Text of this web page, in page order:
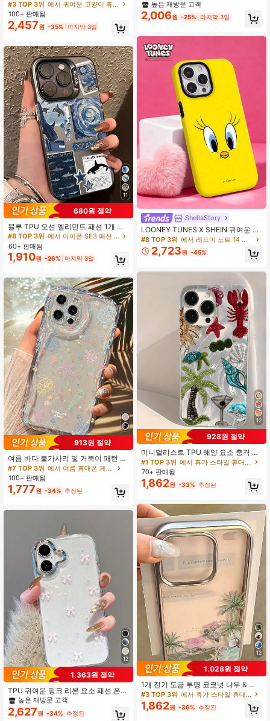
4.90 26K 팔로워
케이스, 아이폰 15, 17 Pro Max, 14, 1
6 Pro, 16 Max에 적합, 독특하고 세련
된, 여성, 생일, 어머니의 날 선물에 이
상적
#3 TOP 3위
에서 귀여운 고양이 휴대폰 케이스
100+ 판매됨
2,457원 -35% 마지막 3일
11
680원 절약
블루 TPU 오션 엘리먼트 패션 1개 개
인화된 여름 오션 엘리먼트 고래 상어
해파리 바다 거북 해양 스탬프 콜라주
미학 패턴 투명 TPU 지문 방지 폰 케
이스 아이폰 16 ProMax/16/16 Pro/16
14 ProMax/XS/XR/11 Pro/11 ProMa
x/12 Pro/12 ProMax/13 Pro/13 ProM
ax/7 Plus/14 Pro/14 ProMax/14 Plu
s/7 Plus/8 Plus/8/SE2/12 Mini/13 Mi
ni 호환, 소프트 쉘, 황변 방지, 삼성 시
리즈 호환, 국제 버전, 국내 버전 아님
봄 선물 생일
#8 TOP 3위
높은 재방문 고객
#8 TOP 3위
에서 아이폰 SE3 패션 폰 케이스
높은 재방문 고객
#8 TOP 3위
에서 아이폰 SE3 패션 폰 케이스
높은 재방문 고객
#8 TOP 3위
에서 아이폰 SE3 패션 폰 케이스
60+ 판매됨
1,910원 -26% 마지막 3일
913원 절약
여름 바다 불가사리 및 거북이 패턴 충
격 방지 방수 스크래치 방지 충격 방지
휴대폰 케이스 11/12/13/14/15/15Pro/
15 Plus/15 ProMax/7Plus/8Plus/X/X
s Max/Xr/11Pro/12Pro/13Pro/14Pro/
12mini/13mini/11ProMax/12ProMax/
13ProMax/14ProMax/14Plus/6/6s/6
2/A13/A15/A32/A33/A24/A52S/S2
0/S21/S22/S23/S24/S23Plus/S24U
ltra 호환
#7 TOP 3위
에서 여름 휴대폰 케이스
높은 재방문 고객
#7 TOP 3위
에서 여름 휴대폰 케이스
높은 재방문 고객
#7 TOP 3위
에서 여름 휴대폰 케이스
높은 재방문 고객
#7 TOP 3위
100+ 판매됨
1,777원 -34% 추정된
12
1,363원 절약
TPU 귀여운 핑크 리본 요소 패션 폰
케이스 에폭시 수지 리본 투명 폰 케이
스 3D 핑크 리본과 인조 진주 구슬 반
짝이는 실버 프레임 아이폰 17/17Air/1
높은 재방문 고객
2,627원 -34% 추정된
코넛 프린트 휴대폰 케이스, iPhone 1
3/15/16/17pro/17/14/17/15pro/15 Pl
us/15 Promax/7plus/8plus/X/Xs Ma
i/13mini/11promax/12promax/13pro
max/14promax/14plus/17pro Max/1
7Air/6/6s Plus/7/8/16Pro/16plus/16p
romax/SE2/17promax 및 기타 기종
호환 갤럭시/A54/A14/A12/A13/A15/
A32/A33/A24/A52S/S20/S21/S22/
S23/S24/S23플러스/S24울트라/S2
5/A15/A33/A23/A07/A17/S26/A56/
높은 재방문 고객
2,006원 -25% 마지막 3일
ShellaStory
LOONEY TUNES X SHEIN 귀여운 노
란색 쪼꼬미 새 모양의 휴대폰 케이스
입니다. 반짝이는 표면과 업그레이드
된 디자인으로 아이폰 11, 12, 13, 14, 1
4, A55, A56, A35, A36, S22, 23, S2
#8 TOP 3위 에서 레드미 노트 14 프로 4G 휴대폰 케이스
2,723원 -45%
12
928원 절약
미니멀리스트 TPU 해양 요소 충격 방
지 1개 깃털 & 진주 자수 야자수 & 랍
스터 휴대폰 케이스, 17, 16, 15, 14, 1
3, 12, 11 Pro Max, Air 및 시리즈와 호
환, 국제 버전, 국내 버전 아님 봄, 해변
#1 TOP 3위
높은 재방문 고객
#1 TOP 3위
에서 휴가 스타일 휴대폰 케이스
높은 재방문 고객
#1 TOP 3위
에서 휴가 스타일 휴대폰 케이스
높은 재방문 고객
#1 TOP 3위
에서 휴가 스타일 휴대폰 케이스
70+ 판매됨
1,862원 -33% 추정된
12
1,028원 절약
1개 전기 도금 투명 코코넛 나무 & 바
다 거북 미니멀리스트 풀 커버리지 TP
U 충격 방지 휴대폰 케이스 17, 16, 15,
14, 13, 12, 11 Pro Max, Air 호환, 휴가
#3 TOP 3위 에서 휴가 스타일 휴대폰 케이스
1,862원 -36% 추정된